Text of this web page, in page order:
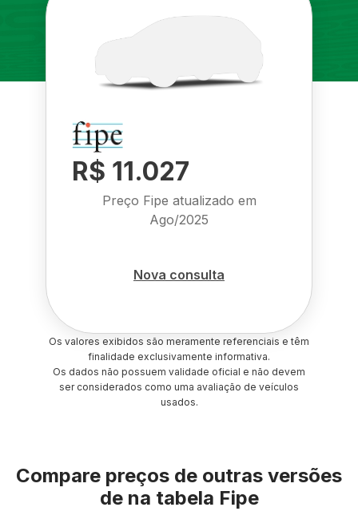
R$ 11.027
Preço Fipe atualizado em
Ago/2025
Nova consulta
Os valores exibidos são meramente referenciais e têm
finalidade exclusivamente informativa.
Os dados não possuem validade oficial e não devem
ser considerados como uma avaliação de veículos
usados.
Compare preços de outras versões
de na tabela Fipe